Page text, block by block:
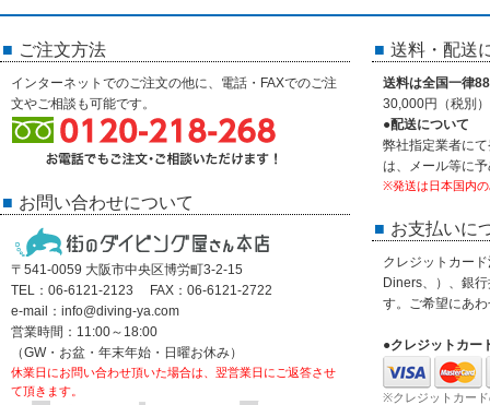
ご注文方法
インターネットでのご注文の他に、電話・FAXでのご注
文やご相談も可能です。
お問い合わせについて
〒541-0059 大阪市中央区博労町3-2-15
TEL：06-6121-2123 FAX：06-6121-2722
e-mail：info@diving-ya.com
営業時間：11:00～18:00
（GW・お盆・年末年始・日曜お休み）
休業日にお問い合わせ頂いた場合は、翌営業日にご返答させ
て頂きます。
送料・配送
送料は全国一律
30,000円（税別
●配送について
弊社指定業者に
は、メール等に
※発送は日本国内
お支払いに
クレジットカー
Diners、）、銀
す。ご希望にあ
●クレジットカー
※クレジットカー